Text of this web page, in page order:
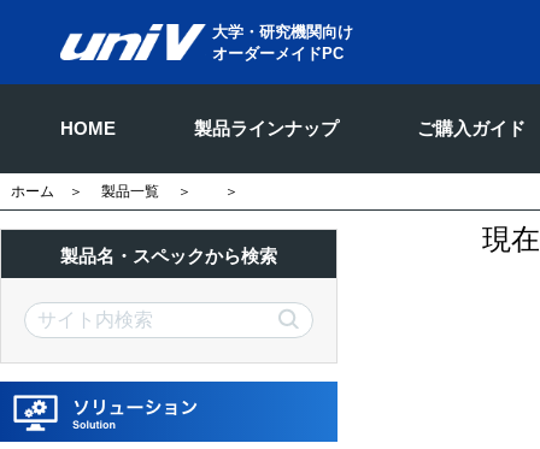
大学・研究機関向け
オーダーメイドPC
HOME 製品ラインナップ ご購入ガイド
ホーム ＞ 製品一覧 ＞ ＞
現
製品名・スペックから検索